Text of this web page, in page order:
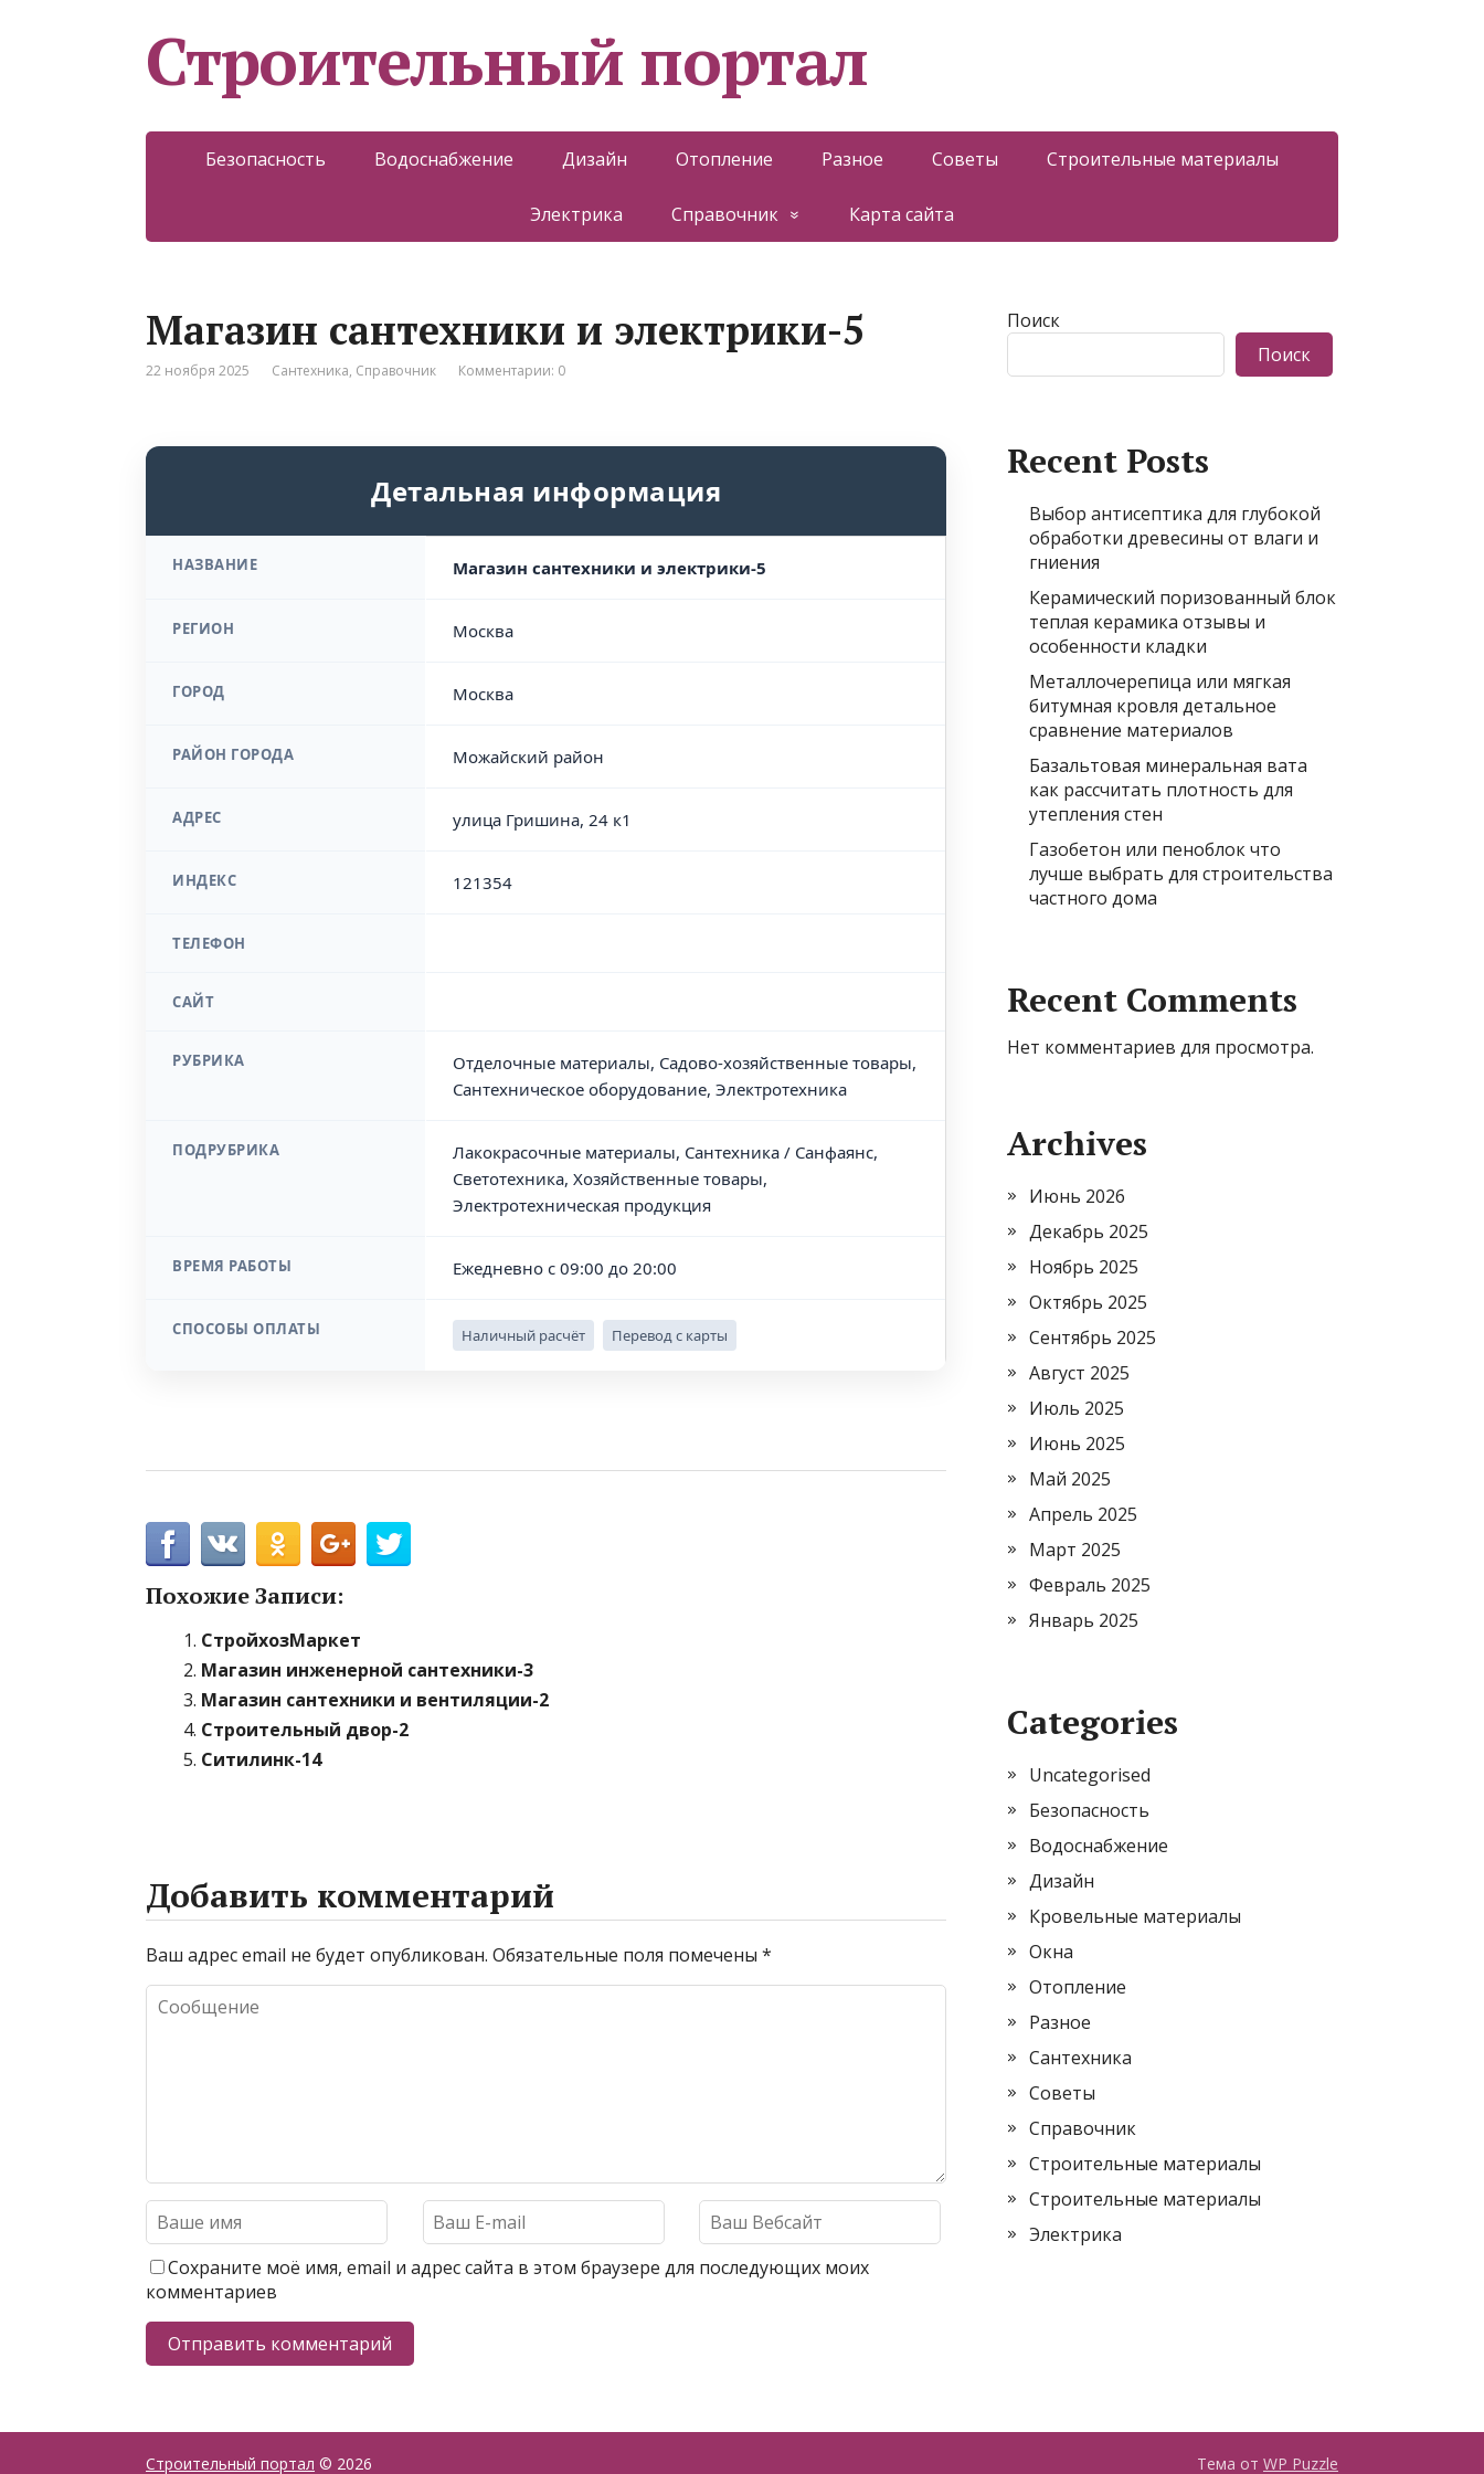
Строительный портал
Безопасность Водоснабжение Дизайн Отопление Разное Советы Строительные материалы
Электрика Справочник Карта сайта
Магазин сантехники и электрики-5
22 ноября 2025 Сантехника, Справочник Комментарии: 0
Детальная информация
НАЗВАНИЕ Магазин сантехники и электрики-5
РЕГИОН Москва
ГОРОД Москва
РАЙОН ГОРОДА Можайский район
АДРЕС улица Гришина, 24 к1
ИНДЕКС 121354
ТЕЛЕФОН
САЙТ
РУБРИКА
Отделочные материалы, Садово-хозяйственные товары,
Сантехническое оборудование, Электротехника
ПОДРУБРИКА
Лакокрасочные материалы, Сантехника / Санфаянс,
Светотехника, Хозяйственные товары,
Электротехническая продукция
ВРЕМЯ РАБОТЫ Ежедневно с 09:00 до 20:00
СПОСОБЫ ОПЛАТЫ Наличный расчёт Перевод с карты
Похожие Записи:
СтройхозМаркет
Магазин инженерной сантехники-3
Магазин сантехники и вентиляции-2
Строительный двор-2
Ситилинк-14
Добавить комментарий
Ваш адрес email не будет опубликован. Обязательные поля помечены *
Сохраните моё имя, email и адрес сайта в этом браузере для последующих моих
комментариев
Поиск
Поиск
Recent Posts
Выбор антисептика для глубокой
обработки древесины от влаги и
гниения
Керамический поризованный блок
теплая керамика отзывы и
особенности кладки
Металлочерепица или мягкая
битумная кровля детальное
сравнение материалов
Базальтовая минеральная вата
как рассчитать плотность для
утепления стен
Газобетон или пеноблок что
лучше выбрать для строительства
частного дома
Recent Comments
Нет комментариев для просмотра.
Archives
Июнь 2026
Декабрь 2025
Ноябрь 2025
Октябрь 2025
Сентябрь 2025
Август 2025
Июль 2025
Июнь 2025
Май 2025
Апрель 2025
Март 2025
Февраль 2025
Январь 2025
Categories
Uncategorised
Безопасность
Водоснабжение
Дизайн
Кровельные материалы
Окна
Отопление
Разное
Сантехника
Советы
Справочник
Строительные материалы
Строительные материалы
Электрика
Строительный портал © 2026 Тема от WP Puzzle